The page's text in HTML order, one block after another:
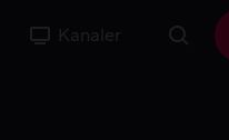
Kanaler